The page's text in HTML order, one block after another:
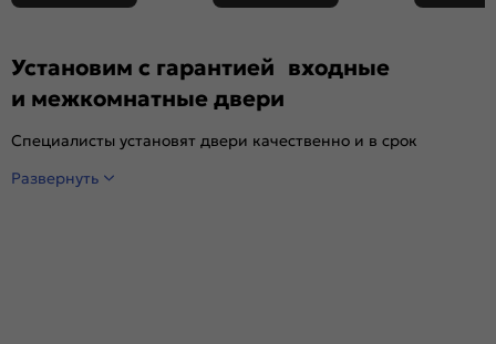
Установим с гарантией входные
и межкомнатные двери
Специалисты установят двери качественно и в срок
Развернуть